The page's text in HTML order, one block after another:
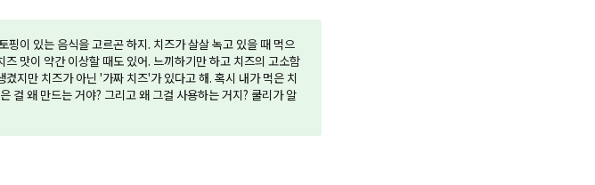
이 있는 음식을 고르곤 하지. 치즈가 살살 녹고 있을 때 먹으
맛이 약간 이상할 때도 있어. 느끼하기만 하고 치즈의 고소함
지만 치즈가 아닌 '가짜 치즈'가 있다고 해. 혹시 내가 먹은 치
걸 왜 만드는 거야? 그리고 왜 그걸 사용하는 거지? 쿨리가 알